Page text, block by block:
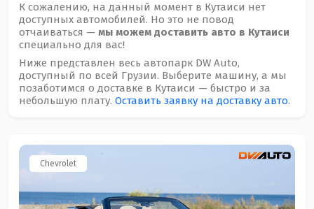
К сожалению, на данный момент в Кутаиси нет
доступных автомобилей. Но это не повод
отчаиваться — мы можем доставить авто в Кутаиси
специально для вас!
Ниже представлен весь автопарк DW Auto,
доступный по всей Грузии. Выберите машину, а мы
позаботимся о доставке в Кутаиси — быстро и за
небольшую плату. Оставить заявку на доставку авто.
Chevrolet